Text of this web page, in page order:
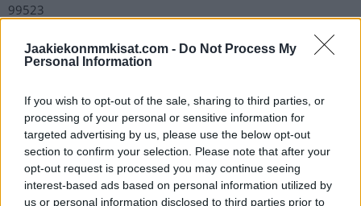
Jaakiekonmmkisat.com - Do Not Process My
Personal Information
If you wish to opt-out of the sale, sharing to third parties, or
processing of your personal or sensitive information for
targeted advertising by us, please use the below opt-out
section to confirm your selection. Please note that after your
opt-out request is processed you may continue seeing
interest-based ads based on personal information utilized by
us or personal information disclosed to third parties prior to
99523
Jos twiitti ei näy laitteellasi voit katsoa sen suoraanTwitteristä
Rask voitti urallaan Leijonien paidassa pronssia sekä A-
maajoukkueen mukana olympialaisissa että U20 MM-kisoissa
Nuorten Leijonien joukkueessa. NHL:stä merkittävimpinä
palkintoina käteen jäi Stanley Cupin voitto vuonna 2011 sekä
NHL:n parhaalle maalivahdille myönnettävä Vezina Trophy
vuodelta 2014.